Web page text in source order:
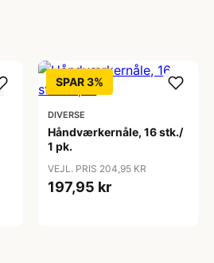
SPAR 3%
DIVERSE
Håndværkernåle, 16 stk./
1 pk.
VEJL. PRIS 204,95 KR
197,95 kr